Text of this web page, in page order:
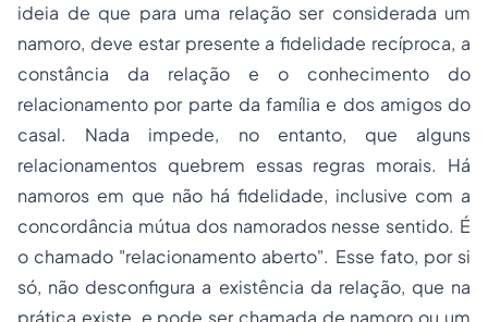
ideia de que para uma relação ser considerada um
namoro, deve estar presente a fidelidade recíproca, a
constância da relação e o conhecimento do
relacionamento por parte da família e dos amigos do
casal. Nada impede, no entanto, que alguns
relacionamentos quebrem essas regras morais. Há
namoros em que não há fidelidade, inclusive com a
concordância mútua dos namorados nesse sentido. É
o chamado "relacionamento aberto". Esse fato, por si
só, não desconfigura a existência da relação, que na
prática existe, e pode ser chamada de namoro ou um